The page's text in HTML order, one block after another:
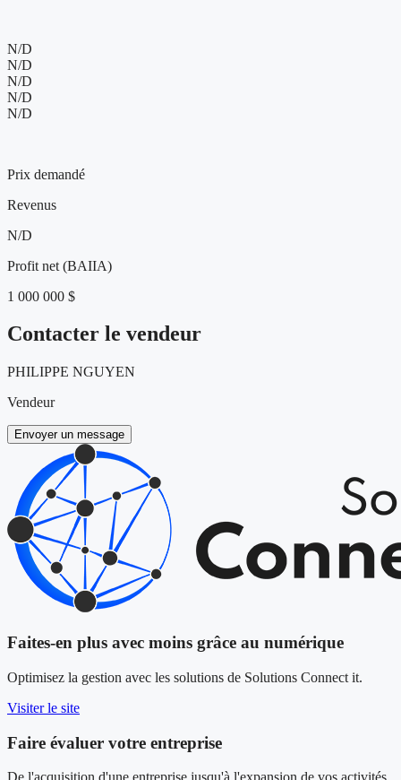
N/D
N/D
N/D
N/D
N/D
Prix demandé
Revenus
N/D
Profit net (BAIIA)
1 000 000 $
Contacter le vendeur
PHILIPPE NGUYEN
Vendeur
Envoyer un message
Faites-en plus avec moins grâce au numérique
Optimisez la gestion avec les solutions de Solutions Connect it.
Visiter le site
Faire évaluer votre entreprise